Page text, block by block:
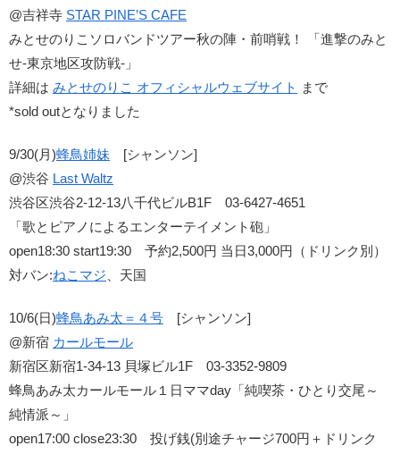
@吉祥寺 STAR PINE’S CAFE
みとせのりこソロバンドツアー秋の陣・前哨戦！ 「進撃のみと
せ-東京地区攻防戦-」
詳細は みとせのりこ オフィシャルウェブサイト まで
*sold outとなりました
9/30(月)蜂鳥姉妹 [シャンソン]
@渋谷 Last Waltz
渋谷区渋谷2-12-13八千代ビルB1F 03-6427-4651
「歌とピアノによるエンターテイメント砲」
open18:30 start19:30 予約2,500円 当日3,000円（ドリンク別）
対バン:ねこマジ 、天国
10/6(日)蜂鳥あみ太＝４号 [シャンソン]
@新宿 カールモール
新宿区新宿1-34-13 貝塚ビル1F 03-3352-9809
蜂鳥あみ太カールモール１日ママday「純喫茶・ひとり交尾～
純情派～」
open17:00 close23:30 投げ銭(別途チャージ700円＋ドリンク